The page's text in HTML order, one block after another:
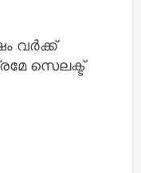
വർക്ക്
സെലക്ട്